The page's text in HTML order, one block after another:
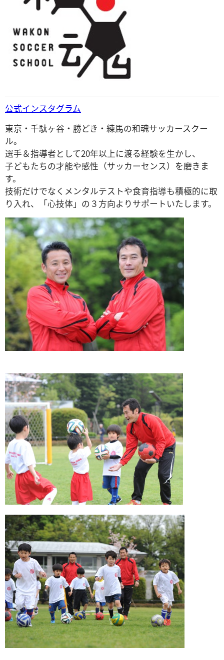
公式インスタグラム
東京・千駄ヶ谷・勝どき・練馬の和魂サッカースクー
ル。
選手＆指導者として20年以上に渡る経験を生かし、
子どもたちの才能や感性（サッカーセンス）を磨きま
す。
技術だけでなくメンタルテストや食育指導も積極的に取
り入れ、「心技体」の３方向よりサポートいたします。